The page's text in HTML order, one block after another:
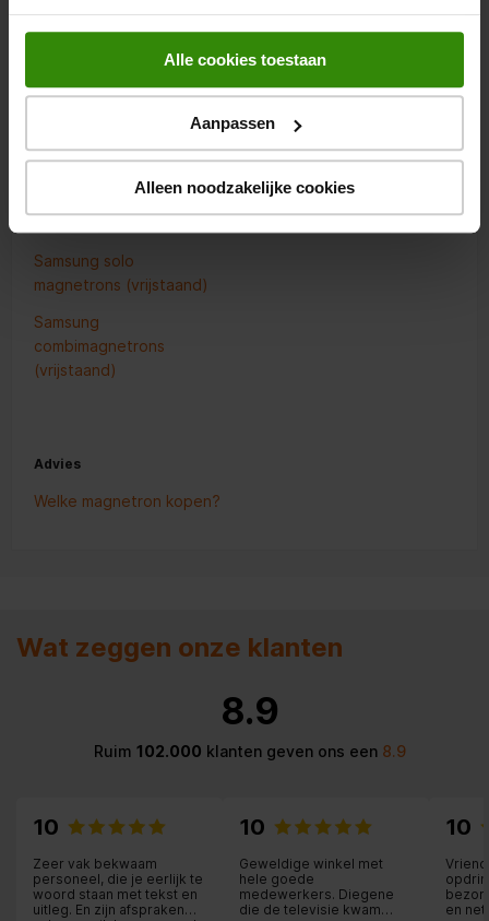
Alle cookies toestaan
Aanpassen
Alleen noodzakelijke cookies
Vrijstaande magnetrons
Samsung solo
magnetrons (vrijstaand)
Samsung
combimagnetrons
(vrijstaand)
Advies
Welke magnetron kopen?
Wat zeggen onze klanten
8.9
Ruim 102.000 klanten geven ons een8.9
10
Zeer vak bekwaam
personeel, die je eerlijk te
woord staan met tekst en
uitleg. En zijn afspraken
10
Geweldige winkel met
hele goede
medewerkers. Diegene
die de televisie kwam
10
en